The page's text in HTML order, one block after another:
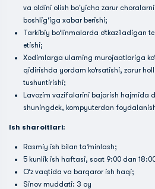
va oldini olish bo'yicha zarur choralarni
boshlig‘iga xabar berishi;
Tarkibiy bo‘linmalarda o‘tkaziladigan
etishi;
Xodimlarga ularning murojaatlariga
qidirishda yordam ko‘rsatishi, zarur
tushuntirishi;
Lavozim vazifalarini bajarish hajmida
shuningdek, kompyuterdan
Ish sharoitlari:
Rasmiy ish bilan ta’minlash;
5 kunlik ish haftasi, soat 9:00 dan
O‘z vaqtida va barqaror ish haqi;
Sinov muddati: 3 oy